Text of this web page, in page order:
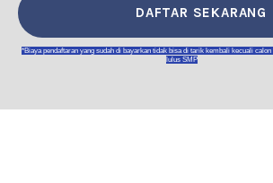
DAFTAR SEKARANG
*Biaya pendaftaran yang sudah di bayarkan tidak bisa di tarik kembali kecuali
lulus SMP